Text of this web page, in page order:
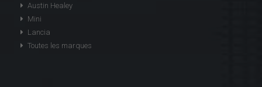
Austin Healey
Mini
Lancia
Toutes les marques